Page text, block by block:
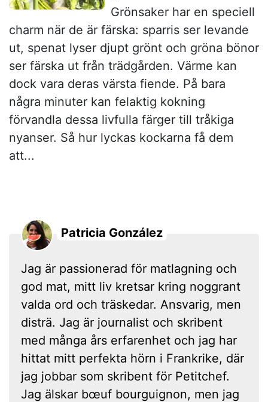
Grönsaker har en speciell
charm när de är färska: sparris ser levande
ut, spenat lyser djupt grönt och gröna bönor
ser färska ut från trädgården. Värme kan
dock vara deras värsta fiende. På bara
några minuter kan felaktig kokning
förvandla dessa livfulla färger till tråkiga
nyanser. Så hur lyckas kockarna få dem
att...
Patricia González
Jag är passionerad för matlagning och
god mat, mitt liv kretsar kring noggrant
valda ord och träskedar. Ansvarig, men
disträ. Jag är journalist och skribent
med många års erfarenhet och jag har
hittat mitt perfekta hörn i Frankrike, där
jag jobbar som skribent för Petitchef.
Jag älskar bœuf bourguignon, men jag